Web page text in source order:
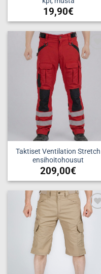
19,90€
Add to
Taktiset Ventilation Stretch
ensihoitohousut
209,00€
Tällä
tuotteella
on
useampi
muunnelma.
Voit
tehdä
valinnat
tuotteen
Add to
wishlist